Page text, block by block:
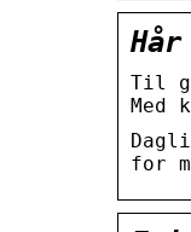
Til
Med
for